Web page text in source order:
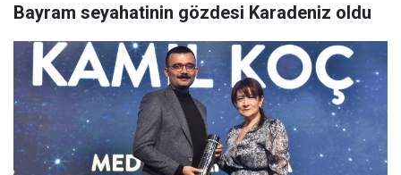
Bayram seyahatinin gözdesi Karadeniz oldu